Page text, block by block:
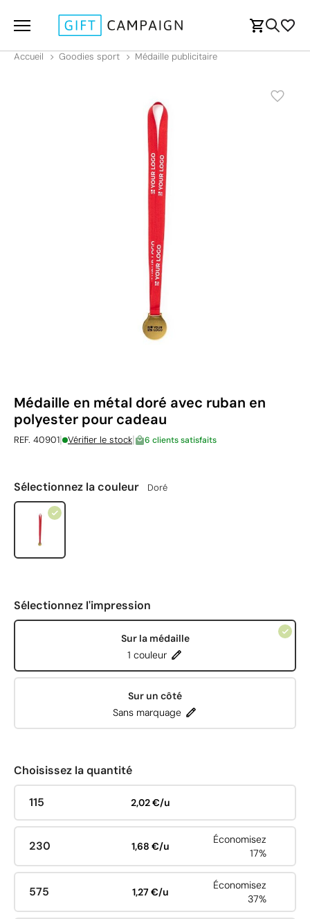
Accueil Goodies sport Médaille publicitaire
Médaille en métal doré avec ruban en
polyester pour cadeau
REF. 40901| Vérifier le stock| 6 clients satisfaits
Sélectionnez la couleur Doré
Sélectionnez l'impression
Sur la médaille
1 couleur
Sur un côté
Sans marquage
Choisissez la quantité
115 2,02 €/u
230 1,68 €/u
Économisez
17%
575 1,27 €/u
Économisez
37%